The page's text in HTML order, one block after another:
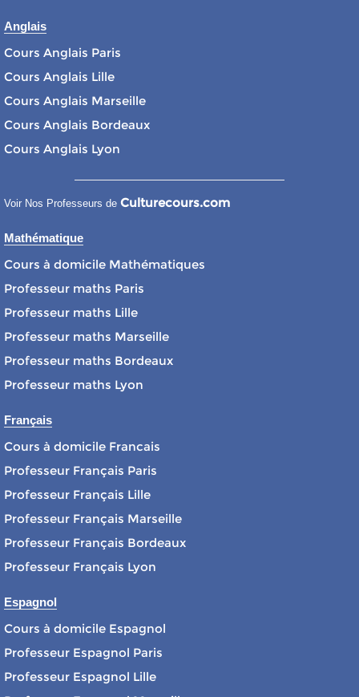
Anglais
Cours Anglais Paris
Cours Anglais Lille
Cours Anglais Marseille
Cours Anglais Bordeaux
Cours Anglais Lyon
Voir Nos Professeurs de Culturecours.com
Mathématique
Cours à domicile Mathématiques
Professeur maths Paris
Professeur maths Lille
Professeur maths Marseille
Professeur maths Bordeaux
Professeur maths Lyon
Français
Cours à domicile Francais
Professeur Français Paris
Professeur Français Lille
Professeur Français Marseille
Professeur Français Bordeaux
Professeur Français Lyon
Espagnol
Cours à domicile Espagnol
Professeur Espagnol Paris
Professeur Espagnol Lille